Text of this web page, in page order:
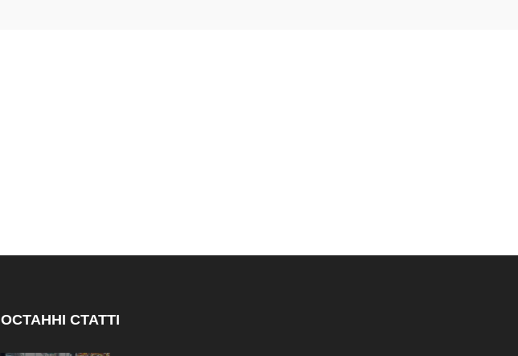
ОСТАННІ СТАТТІ